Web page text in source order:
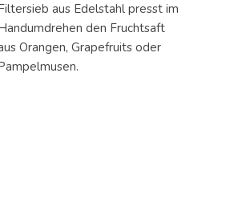
aus Edelstahl presst im
den Fruchtsaft
Orangen, Grapefruits oder